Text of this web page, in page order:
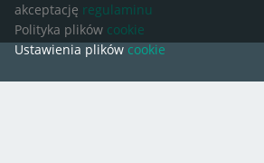
akceptację regulaminu
Polityka plików cookie
Ustawienia plików cookie